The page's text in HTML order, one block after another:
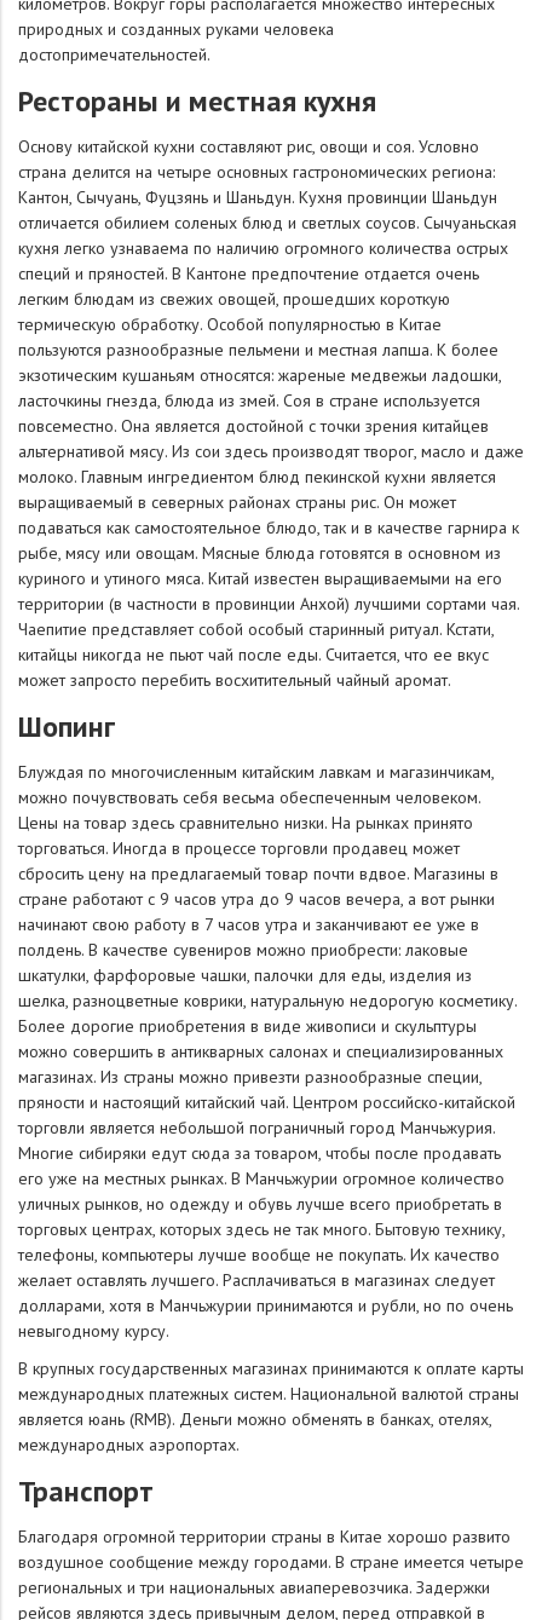
природных и созданных руками человека
достопримечательностей.
Рестораны и местная кухня
Основу китайской кухни составляют рис, овощи и соя. Условно
страна делится на четыре основных гастрономических региона:
Кантон, Сычуань, Фуцзянь и Шаньдун. Кухня провинции Шаньдун
отличается обилием соленых блюд и светлых соусов. Сычуаньская
кухня легко узнаваема по наличию огромного количества острых
специй и пряностей. В Кантоне предпочтение отдается очень
легким блюдам из свежих овощей, прошедших короткую
термическую обработку. Особой популярностью в Китае
пользуются разнообразные пельмени и местная лапша. К более
экзотическим кушаньям относятся: жареные медвежьи ладошки,
ласточкины гнезда, блюда из змей. Соя в стране используется
повсеместно. Она является достойной с точки зрения китайцев
альтернативой мясу. Из сои здесь производят творог, масло и даже
молоко. Главным ингредиентом блюд пекинской кухни является
выращиваемый в северных районах страны рис. Он может
подаваться как самостоятельное блюдо, так и в качестве гарнира к
рыбе, мясу или овощам. Мясные блюда готовятся в основном из
куриного и утиного мяса. Китай известен выращиваемыми на его
территории (в частности в провинции Анхой) лучшими сортами чая.
Чаепитие представляет собой особый старинный ритуал. Кстати,
китайцы никогда не пьют чай после еды. Считается, что ее вкус
может запросто перебить восхитительный чайный аромат.
Шопинг
Блуждая по многочисленным китайским лавкам и магазинчикам,
можно почувствовать себя весьма обеспеченным человеком.
Цены на товар здесь сравнительно низки. На рынках принято
торговаться. Иногда в процессе торговли продавец может
сбросить цену на предлагаемый товар почти вдвое. Магазины в
стране работают с 9 часов утра до 9 часов вечера, а вот рынки
начинают свою работу в 7 часов утра и заканчивают ее уже в
полдень. В качестве сувениров можно приобрести: лаковые
шкатулки, фарфоровые чашки, палочки для еды, изделия из
шелка, разноцветные коврики, натуральную недорогую косметику.
Более дорогие приобретения в виде живописи и скульптуры
можно совершить в антикварных салонах и специализированных
магазинах. Из страны можно привезти разнообразные специи,
пряности и настоящий китайский чай. Центром российско-китайской
торговли является небольшой пограничный город Манчьжурия.
Многие сибиряки едут сюда за товаром, чтобы после продавать
его уже на местных рынках. В Манчьжурии огромное количество
уличных рынков, но одежду и обувь лучше всего приобретать в
торговых центрах, которых здесь не так много. Бытовую технику,
телефоны, компьютеры лучше вообще не покупать. Их качество
желает оставлять лучшего. Расплачиваться в магазинах следует
долларами, хотя в Манчьжурии принимаются и рубли, но по очень
невыгодному курсу.
В крупных государственных магазинах принимаются к оплате карты
международных платежных систем. Национальной валютой страны
является юань (RMB). Деньги можно обменять в банках, отелях,
международных аэропортах.
Транспорт
Благодаря огромной территории страны в Китае хорошо развито
воздушное сообщение между городами. В стране имеется четыре
региональных и три национальных авиаперевозчика. Задержки
рейсов являются здесь привычным делом, перед отправкой в